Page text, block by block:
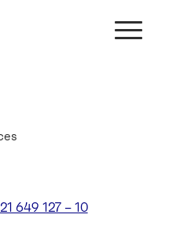
649 127 – 10